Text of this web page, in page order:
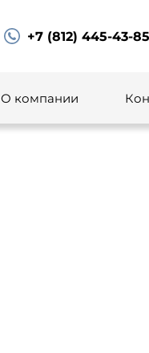
+7 (812) 445-43-85
О компании